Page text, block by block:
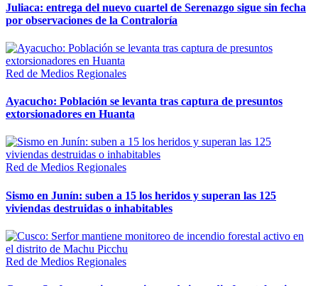
Juliaca: entrega del nuevo cuartel de Serenazgo sigue sin fecha
por observaciones de la Contraloría
Red de Medios Regionales
Ayacucho: Población se levanta tras captura de presuntos
extorsionadores en Huanta
Red de Medios Regionales
Sismo en Junín: suben a 15 los heridos y superan las 125
viviendas destruidas o inhabitables
Red de Medios Regionales